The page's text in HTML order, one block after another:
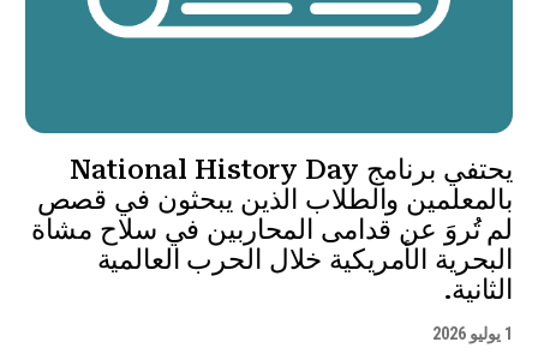
يحتفي برنامج National History Day
بالمعلمين والطلاب الذين يبحثون في قصص
لم تُروَ عن قدامى المحاربين في سلاح مشاة
البحرية الأمريكية خلال الحرب العالمية
الثانية.
1 يوليو 2026